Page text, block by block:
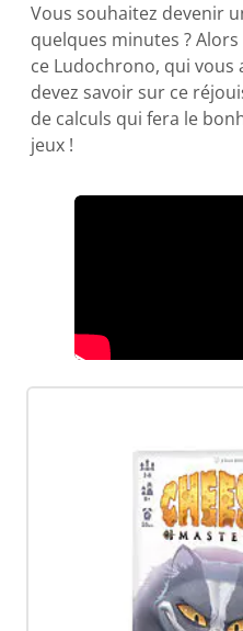
Vous souhaitez devenir
quelques minutes ?
ce Ludochrono, qui
devez savoir sur ce
de calculs qui fera le
jeux !